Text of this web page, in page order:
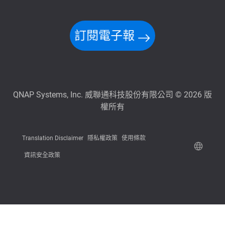
訂閱電子報
QNAP Systems, Inc. 威聯通科技股份有限公司 © 2026 版
權所有
Translation Disclaimer 隱私權政策 使用條款
資訊安全政策